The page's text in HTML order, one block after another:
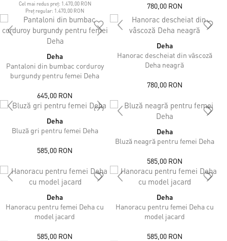
Cel mai redus preț: 1.470,00 RON
Preț regular: 1.470,00 RON
780,00 RON
Deha
Pantaloni din bumbac corduroy
burgundy pentru femei Deha
645,00 RON
Deha
Hanorac descheiat din vâscoză
Deha neagră
780,00 RON
Deha
Bluză gri pentru femei Deha
585,00 RON
Deha
Bluză neagră pentru femei Deha
585,00 RON
Deha
Hanoracu pentru femei Deha cu
model jacard
585,00 RON
Deha
Hanoracu pentru femei Deha cu
model jacard
585,00 RON